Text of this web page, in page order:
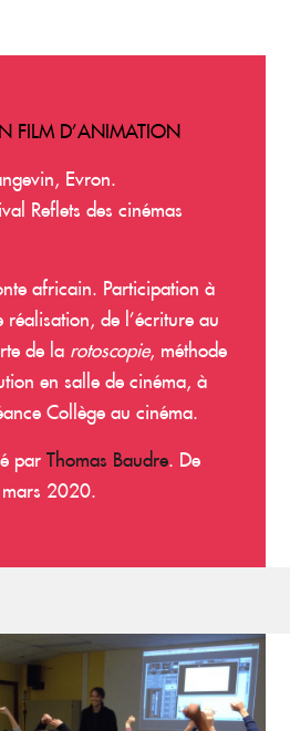
FILM D’ANIMATION
Evron.
Reflets des cinémas
africain. Participation à
réalisation, de l’écriture au
de la rotoscopie, méthode
en salle de cinéma, à
Collège au cinéma.
parThomas Baudre. De
2020.